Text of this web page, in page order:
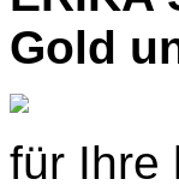
Gold
für Ihre